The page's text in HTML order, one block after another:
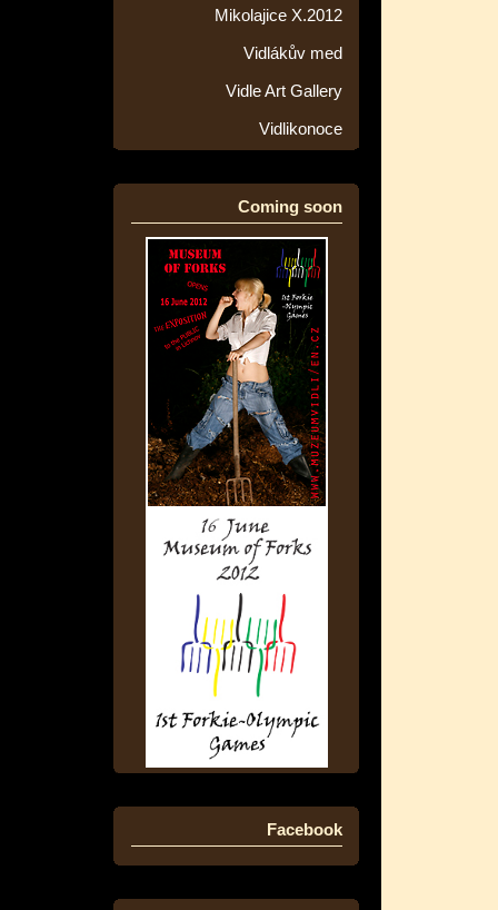
Mikolajice X.2012
Vidlákův med
Vidle Art Gallery
Vidlikonoce
Coming soon
Facebook